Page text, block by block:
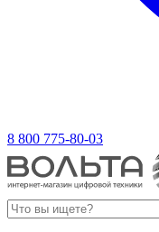
8 800 775-80-03